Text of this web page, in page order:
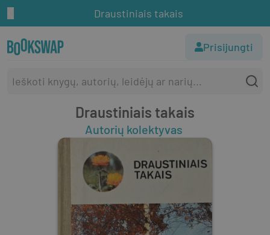
Draustiniais takais
Prisijungti
Draustiniais takais
Autorių kolektyvas